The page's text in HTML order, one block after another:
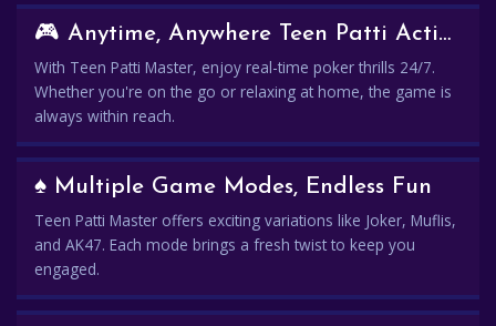
🎮 Anytime, Anywhere Teen Patti Action
With Teen Patti Master, enjoy real-time poker thrills 24/7.
Whether you're on the go or relaxing at home, the game is
always within reach.
♠️ Multiple Game Modes, Endless Fun
Teen Patti Master offers exciting variations like Joker, Muflis,
and AK47. Each mode brings a fresh twist to keep you
engaged.